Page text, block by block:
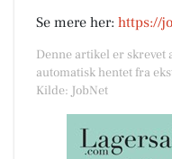
Se mere her: https://
Denne artikel er skrevet
automatisk hentet fra
Kilde: JobNet